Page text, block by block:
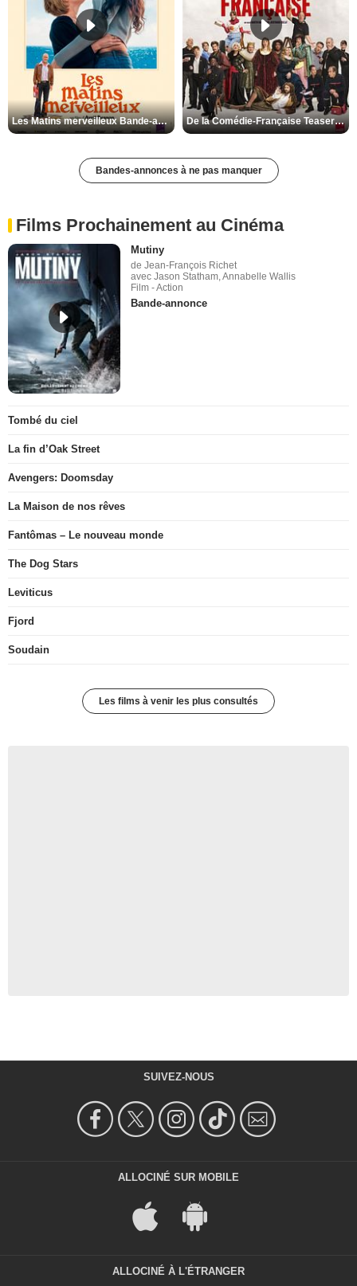
Les Matins merveilleux Bande-annonce VF De la Comédie-Française Teaser VF
Bandes-annonces à ne pas manquer
Films Prochainement au Cinéma
Mutiny
de Jean-François Richet
avec Jason Statham, Annabelle Wallis
Film - Action
Bande-annonce
Tombé du ciel
La fin d’Oak Street
Avengers: Doomsday
La Maison de nos rêves
Fantômas – Le nouveau monde
The Dog Stars
Leviticus
Fjord
Soudain
Les films à venir les plus consultés
SUIVEZ-NOUS
ALLOCINÉ SUR MOBILE
ALLOCINÉ À L'ÉTRANGER